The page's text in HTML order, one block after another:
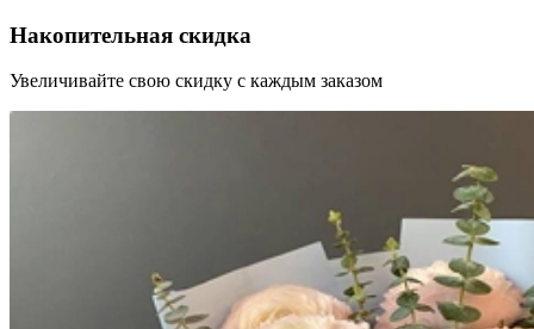
Накопительная скидка
Увеличивайте свою скидку с каждым заказом